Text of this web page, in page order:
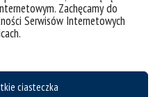
Zachęcamy do
Serwisów Internetowych
ciasteczka
prof. UŚ)